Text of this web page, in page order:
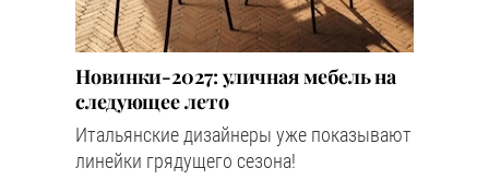
Новинки-2027: уличная мебель на
следующее лето
Итальянские дизайнеры уже показывают
линейки грядущего сезона!